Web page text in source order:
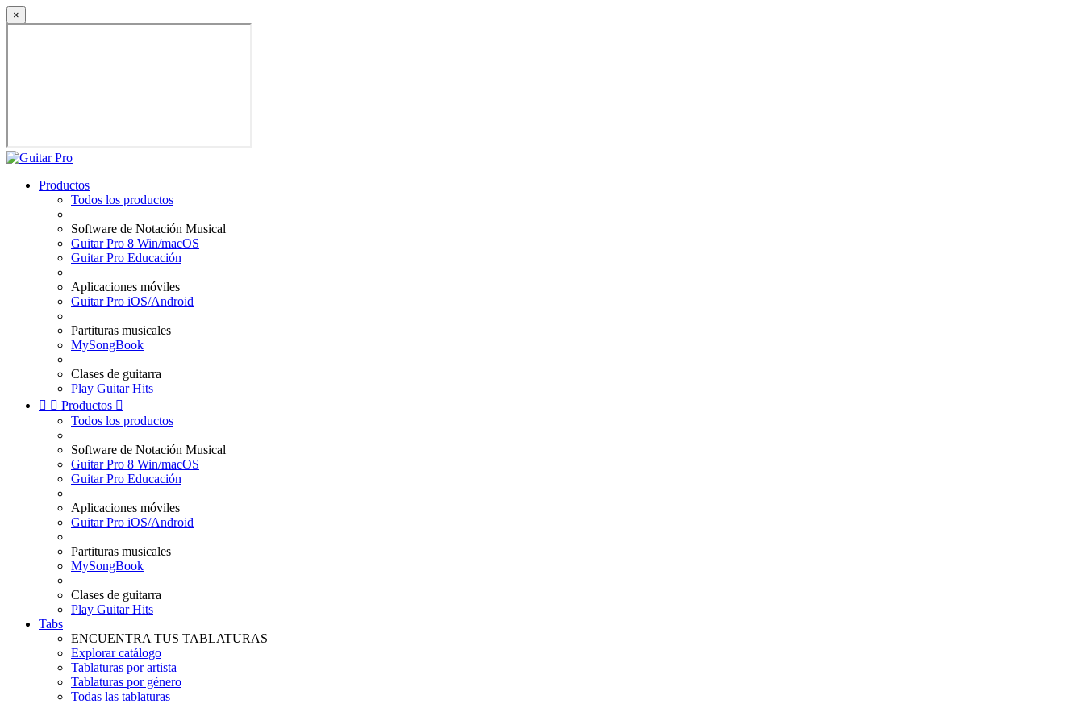
×
Productos
Todos los productos
Software de Notación Musical
Guitar Pro 8 Win/macOS
Guitar Pro Educación
Aplicaciones móviles
Guitar Pro iOS/Android
Partituras musicales
MySongBook
Clases de guitarra
Play Guitar Hits
  Productos 
Todos los productos
Software de Notación Musical
Guitar Pro 8 Win/macOS
Guitar Pro Educación
Aplicaciones móviles
Guitar Pro iOS/Android
Partituras musicales
MySongBook
Clases de guitarra
Play Guitar Hits
Tabs
ENCUENTRA TUS TABLATURAS
Explorar catálogo
Tablaturas por artista
Tablaturas por género
Todas las tablaturas